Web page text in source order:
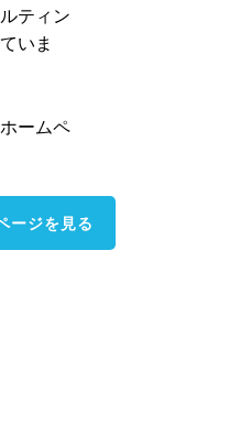
ティン
いま
ームペ
ージを見る